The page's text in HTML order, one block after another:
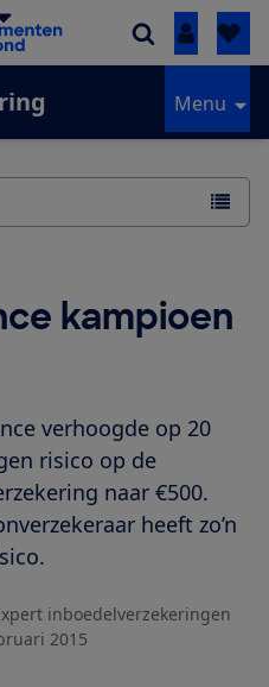
Inloggen
Menu
kampioen
verhoogde op 20
risico op de
naar €500.
heeft zo’n
inboedelverzekeringen
2015